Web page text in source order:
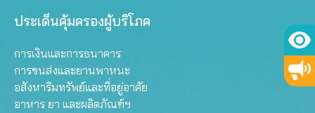
ประเด็นคุ้มครองผู้บริโภค
การเงินและการธนาคาร
การขนส่งและยานพาหนะ
อสังหาริมทรัพย์และที่อยู่อาศัย
อาหาร ยา และผลิตภัณฑ์ฯ